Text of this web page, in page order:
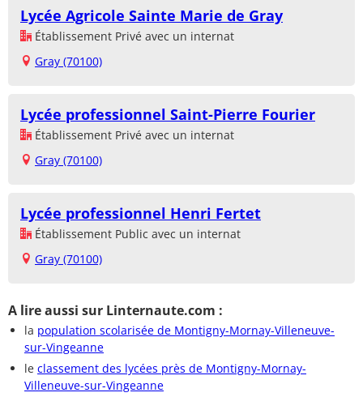
Lycée Agricole Sainte Marie de Gray
Établissement Privé avec un internat
Gray (70100)
Lycée professionnel Saint-Pierre Fourier
Établissement Privé avec un internat
Gray (70100)
Lycée professionnel Henri Fertet
Établissement Public avec un internat
Gray (70100)
A lire aussi sur Linternaute.com :
la population scolarisée de Montigny-Mornay-Villeneuve-
sur-Vingeanne
le classement des lycées près de Montigny-Mornay-
Villeneuve-sur-Vingeanne